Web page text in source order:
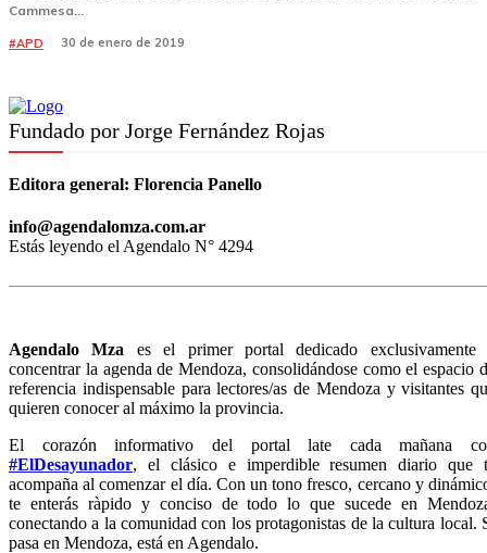
Cammesa...
#APD 30 de enero de 2019
Fundado por Jorge Fernández Rojas
Editora general: Florencia Panello
info@agendalomza.com.ar
Estás leyendo el Agendalo N° 4294
Agendalo Mza es el primer portal dedicado exclusivamente
concentrar la agenda de Mendoza, consolidándose como el espacio
referencia indispensable para lectores/as de Mendoza y visitantes
quieren conocer al máximo la provincia.
El corazón informativo del portal late cada mañana
#ElDesayunador, el clásico e imperdible resumen diario que
acompaña al comenzar el día. Con un tono fresco, cercano y
te enterás ràpido y conciso de todo lo que sucede en
conectando a la comunidad con los protagonistas de la cultura local.
pasa en Mendoza, está en Agendalo.